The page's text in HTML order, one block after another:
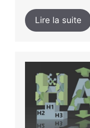
Lire la suite